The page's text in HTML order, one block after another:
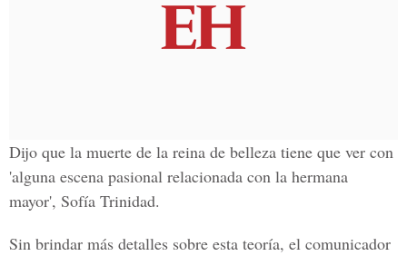
Dijo que la muerte de la reina de belleza tiene que ver con
'alguna escena pasional relacionada con la hermana
mayor', Sofía Trinidad.
Sin brindar más detalles sobre esta teoría, el comunicador